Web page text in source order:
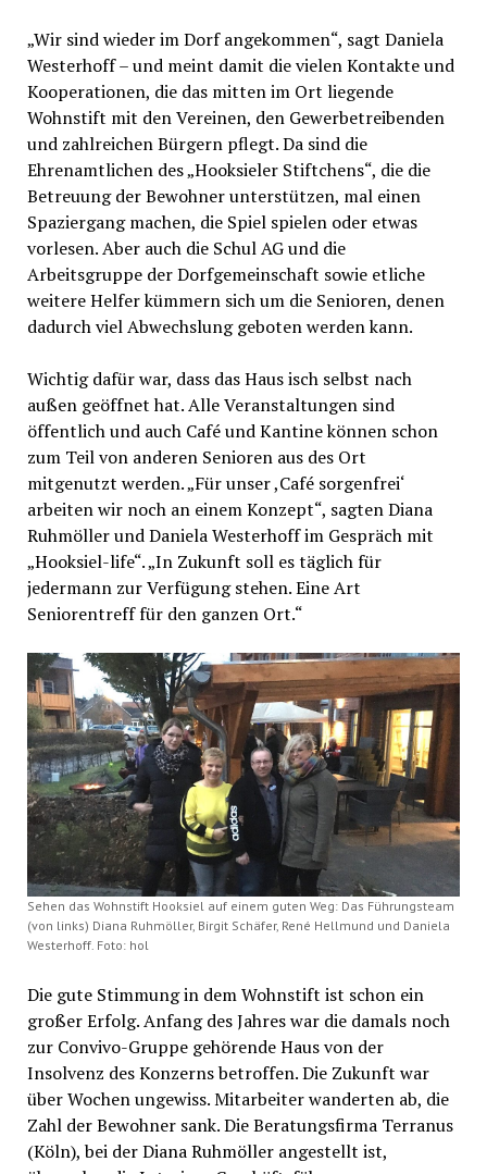
„Wir sind wieder im Dorf angekommen“, sagt Daniela
Westerhoff – und meint damit die vielen Kontakte und
Kooperationen, die das mitten im Ort liegende
Wohnstift mit den Vereinen, den Gewerbetreibenden
und zahlreichen Bürgern pflegt. Da sind die
Ehrenamtlichen des „Hooksieler Stiftchens“, die die
Betreuung der Bewohner unterstützen, mal einen
Spaziergang machen, die Spiel spielen oder etwas
vorlesen. Aber auch die Schul AG und die
Arbeitsgruppe der Dorfgemeinschaft sowie etliche
weitere Helfer kümmern sich um die Senioren, denen
dadurch viel Abwechslung geboten werden kann.
Wichtig dafür war, dass das Haus isch selbst nach
außen geöffnet hat. Alle Veranstaltungen sind
öffentlich und auch Café und Kantine können schon
zum Teil von anderen Senioren aus des Ort
mitgenutzt werden. „Für unser ,Café sorgenfrei‘
arbeiten wir noch an einem Konzept“, sagten Diana
Ruhmöller und Daniela Westerhoff im Gespräch mit
„Hooksiel-life“. „In Zukunft soll es täglich für
jedermann zur Verfügung stehen. Eine Art
Seniorentreff für den ganzen Ort.“
Sehen das Wohnstift Hooksiel auf einem guten Weg: Das Führungsteam
(von links) Diana Ruhmöller, Birgit Schäfer, René Hellmund und Daniela
Westerhoff. Foto: hol
Die gute Stimmung in dem Wohnstift ist schon ein
großer Erfolg. Anfang des Jahres war die damals noch
zur Convivo-Gruppe gehörende Haus von der
Insolvenz des Konzerns betroffen. Die Zukunft war
über Wochen ungewiss. Mitarbeiter wanderten ab, die
Zahl der Bewohner sank. Die Beratungsfirma Terranus
(Köln), bei der Diana Ruhmöller angestellt ist,